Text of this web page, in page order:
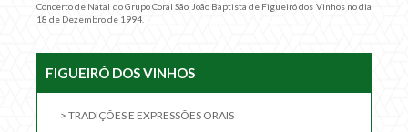
FIGUEIRÓ DOS VINHOS
> TRADIÇÕES E EXPRESSÕES ORAIS
Concerto de Natal do Grupo Coral São João Baptista de Figueiró dos Vinhos no dia
18 de Dezembro de 1994.